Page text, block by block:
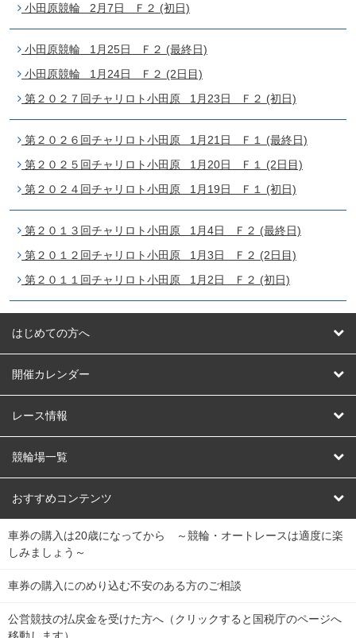
小田原競輪 2月7日 Ｆ２ (初日)
小田原競輪 1月25日 Ｆ２ (最終日)
小田原競輪 1月24日 Ｆ２ (2日目)
第２０２７回チャリロト小田原 1月23日 Ｆ２ (初日)
第２０２６回チャリロト小田原 1月21日 Ｆ１ (最終日)
第２０２５回チャリロト小田原 1月20日 Ｆ１ (2日目)
第２０２４回チャリロト小田原 1月19日 Ｆ１ (初日)
第２０１３回チャリロト小田原 1月4日 Ｆ２ (最終日)
第２０１２回チャリロト小田原 1月3日 Ｆ２ (2日目)
第２０１１回チャリロト小田原 1月2日 Ｆ２ (初日)
はじめての方へ
はじめての方へ
開催カレンダー
競輪
オートレース
競輪くじ
Dokanto!
チャリロトプラザ
レース情報
レース予想
レース結果
キャリーオーバー一覧
競輪場一覧
北日本 函館競輪場
関
東
弥彦競輪場 前橋競輪場 取手競輪場 宇都宮競輪場
関
おすすめコンテンツ
競輪選手情報
Perfecta Navi
netkeirin
車券の購入は20歳になってから ～競輪・オートレースは適度に楽
しみましょう～
車券の購入にのめり込む不安のある方のご相談
公営競技の払戻金を受けた方へ（クリックすると国税庁のページへ
移動します）